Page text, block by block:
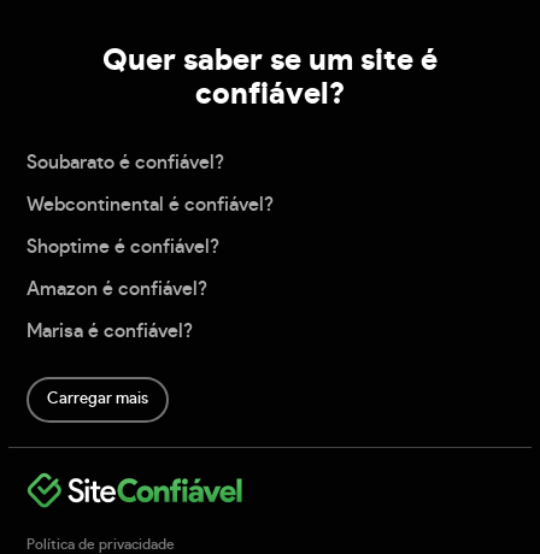
Quer saber se um site é
confiável?
Soubarato é confiável?
Webcontinental é confiável?
Shoptime é confiável?
Amazon é confiável?
Marisa é confiável?
Carregar mais
Política de privacidade